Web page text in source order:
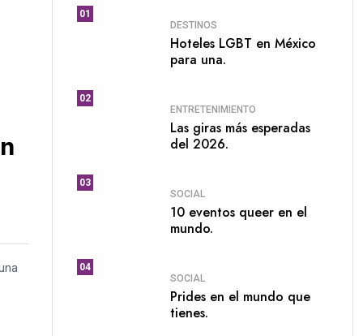
01
DESTINOS
Hoteles LGBT en México
para una.
02
ENTRETENIMIENTO
Las giras más esperadas
del 2026.
03
SOCIAL
10 eventos queer en el
mundo.
04
SOCIAL
Prides en el mundo que
tienes.